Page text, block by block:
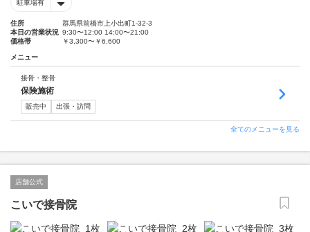
駐車場有
住所
群馬県前橋市上小出町1-32-3
本日の営業状況 9:30〜12:00 14:00〜21:00
価格帯
￥3,300〜￥6,600
メニュー
接骨・整骨
保険施術
販売中 出張・訪問
全てのメニューを見る
店舗公式
こいで接骨院